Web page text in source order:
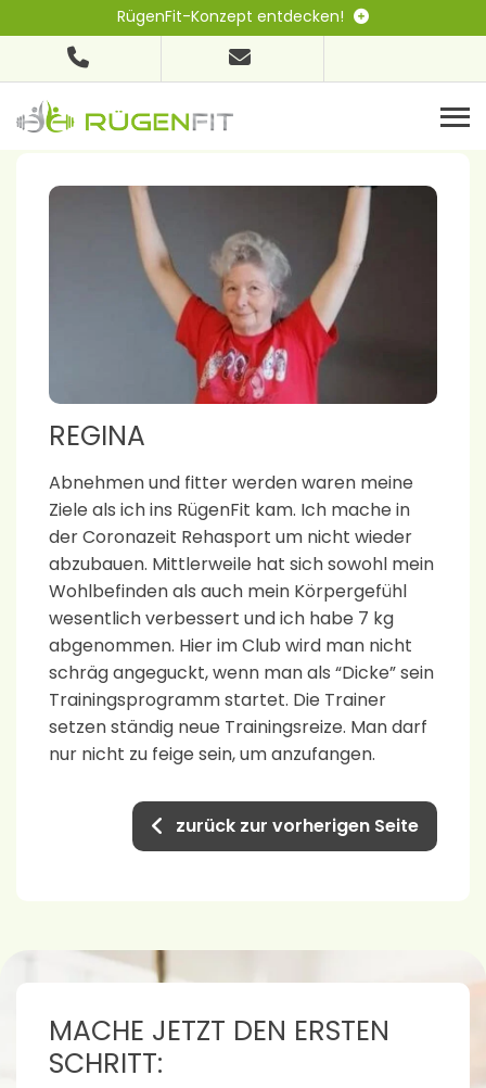
RügenFit-Konzept entdecken!
REGINA
Abnehmen und fitter werden waren meine
Ziele als ich ins RügenFit kam. Ich mache in
der Coronazeit Rehasport um nicht wieder
abzubauen. Mittlerweile hat sich sowohl mein
Wohlbefinden als auch mein Körpergefühl
wesentlich verbessert und ich habe 7 kg
abgenommen. Hier im Club wird man nicht
schräg angeguckt, wenn man als “Dicke” sein
Trainingsprogramm startet. Die Trainer
setzen ständig neue Trainingsreize. Man darf
nur nicht zu feige sein, um anzufangen.
zurück zur vorherigen Seite
MACHE JETZT DEN ERSTEN
SCHRITT: